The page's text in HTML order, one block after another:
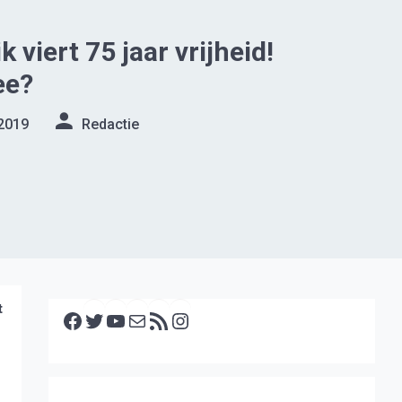
viert 75 jaar vrijheid!
Redactie
Facebook Twitter YouTube E-mail RSS feed